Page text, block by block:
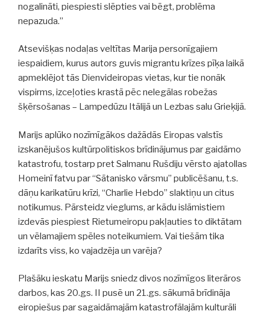
nogalināti, piespiesti slēpties vai bēgt, problēma
nepazuda.”
Atsevišķas nodaļas veltītas Marija personīgajiem
iespaidiem, kurus autors guvis migrantu krīzes pīķa laikā
apmeklējot tās Dienvideiropas vietas, kur tie nonāk
vispirms, izceļoties krastā pēc nelegālas robežas
šķērsošanas – Lampedūzu Itālijā un Lezbas salu Grieķijā.
Marijs aplūko nozīmīgākos dažādās Eiropas valstīs
izskanējušos kultūrpolitiskos brīdinājumus par gaidāmo
katastrofu, tostarp pret Salmanu Rušdiju vērsto ajatollas
Homeinī fatvu par “Sātanisko vārsmu” publicēšanu, t.s.
dāņu karikatūru krīzi, “Charlie Hebdo” slaktiņu un citus
notikumus. Pārsteidz vieglums, ar kādu islāmistiem
izdevās piespiest Rietumeiropu pakļauties to diktātam
un vēlamajiem spēles noteikumiem. Vai tiešām tika
izdarīts viss, ko vajadzēja un varēja?
Plašāku ieskatu Marijs sniedz divos nozīmīgos literāros
darbos, kas 20.gs. II pusē un 21.gs. sākumā brīdināja
eiropiešus par sagaidāmajām katastrofālajām kulturāli